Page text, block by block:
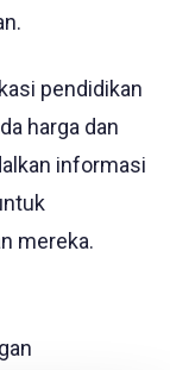
pendidikan
harga dan
informasi
mereka.